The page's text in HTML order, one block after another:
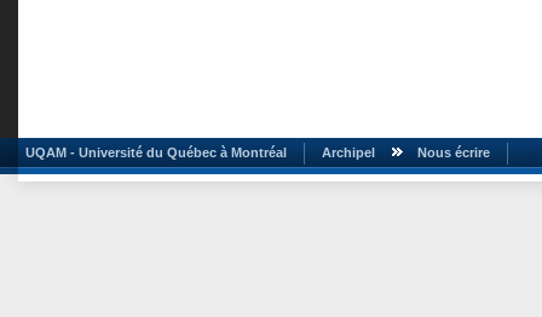
UQAM - Université du Québec à Montréal Archipel Nous écrire